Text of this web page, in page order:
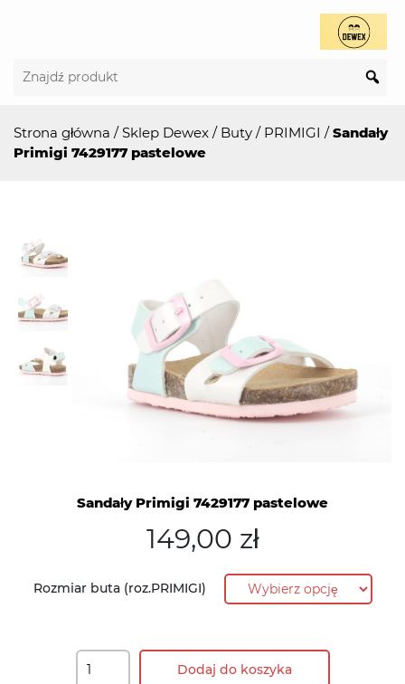
Strona główna /Sklep Dewex / Buty / PRIMIGI /Sandały
Primigi 7429177 pastelowe
Sandały Primigi 7429177 pastelowe
149,00 zł
Rozmiar buta (roz.PRIMIGI)
Dodaj do koszyka